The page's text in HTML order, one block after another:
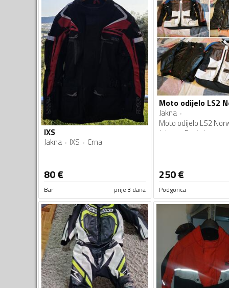
IXS
Jakna IXS Crna
80€
Bar prije 3 dana
Jakna
Moto odijelo LS2
Jakna + Pantalone za
250€
Podgorica